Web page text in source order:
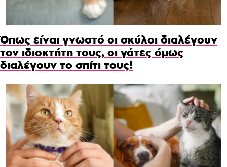
Όπως είναι γνωστό οι σκύλοι διαλέγουν
τον ιδιοκτήτη τους, οι γάτες όμως
διαλέγουν το σπίτι τους!